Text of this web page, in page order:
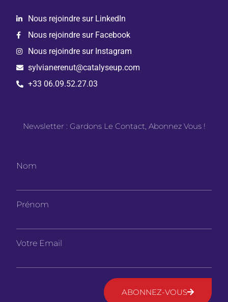
Nous rejoindre sur LinkedIn
Nous rejoindre sur Facebook
Nous rejoindre sur Instagram
sylvianerenut@catalyseup.com
+33 06.09.52.27.03
Newsletter : Gardons Le Contact, Abonnez Vous !
Nom
Prénom
Votre Email
ABONNEZ-VOUS